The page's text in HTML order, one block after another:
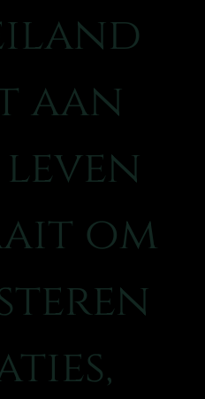
aan
om